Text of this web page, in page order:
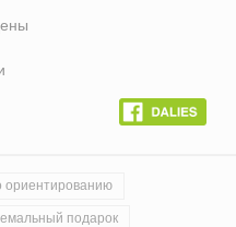
ориентированию
подарок